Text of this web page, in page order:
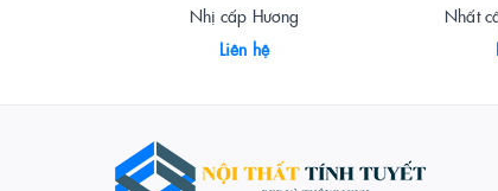
Nhị cấp Hương
Liên hệ
Nhất